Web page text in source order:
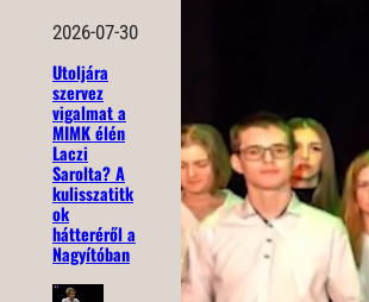
2026-07-30
Utoljára
szervez
vigalmat a
MIMK élén
Laczi
Sarolta? A
kulisszatitk
ok
hátteréről a
Nagyítóban